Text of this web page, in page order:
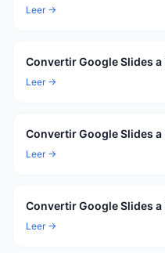
Leer →
Convertir Google Slides a
Leer →
Convertir Google Slides
Leer →
Convertir Google Slides
Leer →